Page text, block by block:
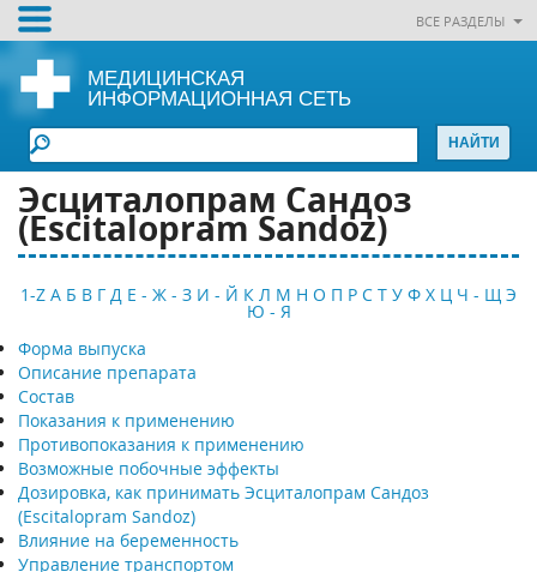
ВСЕ РАЗДЕЛЫ
МЕДИЦИНСКАЯ
ИНФОРМАЦИОННАЯ СЕТЬ
Эсциталопрам Сандоз
(Escitalopram Sandoz)
1-Z А Б В Г Д Е - Ж - З И - Й К Л М Н О П Р С Т У Ф Х Ц Ч - Щ Э
Ю - Я
Форма выпуска
Описание препарата
Состав
Показания к применению
Противопоказания к применению
Возможные побочные эффекты
Дозировка, как принимать Эсциталопрам Сандоз
(Escitalopram Sandoz)
Влияние на беременность
Управление транспортом